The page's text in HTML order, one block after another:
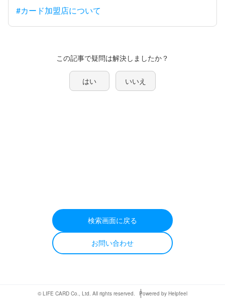
#カード加盟店について
この記事で疑問は解決しましたか？
はい いいえ
検索画面に戻る
お問い合わせ
© LIFE CARD Co., Ltd. All rights reserved. Powered by Helpfeel